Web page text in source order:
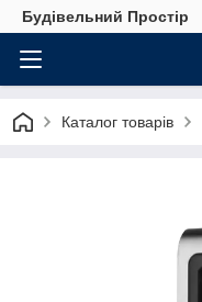
Будівельний Простір
Каталог товарів